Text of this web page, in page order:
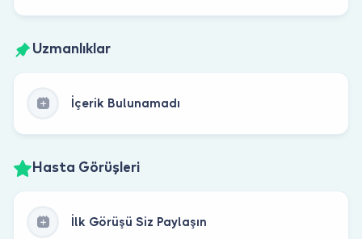
Uzmanlıklar
İçerik Bulunamadı
Hasta Görüşleri
İlk Görüşü Siz Paylaşın